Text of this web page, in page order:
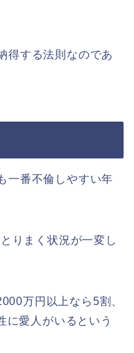
得する法則なのであ
一番不倫しやすい年
りまく状況が一変し
万円以上なら5割、
に愛人がいるという